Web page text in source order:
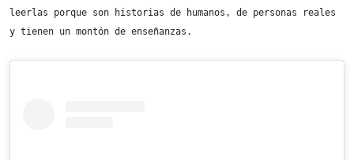
leerlas porque son historias de humanos, de personas reales
y tienen un montón de enseñanzas.